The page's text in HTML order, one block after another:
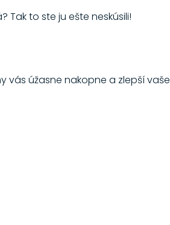
Tak to ste ju ešte neskúsili!
vás úžasne nakopne a zlepší vaše